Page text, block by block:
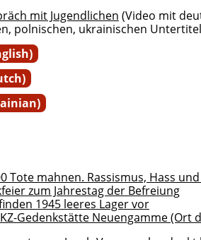
mit Jugendlichen (Video mit
polnischen, ukrainischen
Tote mahnen. Rassismus, Hass
zum Jahrestag der Befreiung
1945 leeres Lager vor
Gedenkstätte Neuengamme (Ort